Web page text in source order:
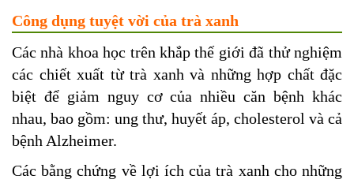
Công dụng tuyệt vời của trà xanh
Các nhà khoa học trên khắp thế giới đã thử nghiệm
các chiết xuất từ trà xanh và những hợp chất đặc
biệt để giảm nguy cơ của nhiều căn bệnh khác
nhau, bao gồm: ung thư, huyết áp, cholesterol và cả
bệnh Alzheimer.
Các bằng chứng về lợi ích của trà xanh cho những